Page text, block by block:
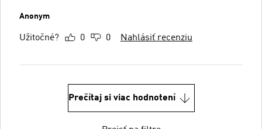
Anonym
Užitočné? 0 0 Nahlásiť recenziu
Prečítaj si viac hodnotení